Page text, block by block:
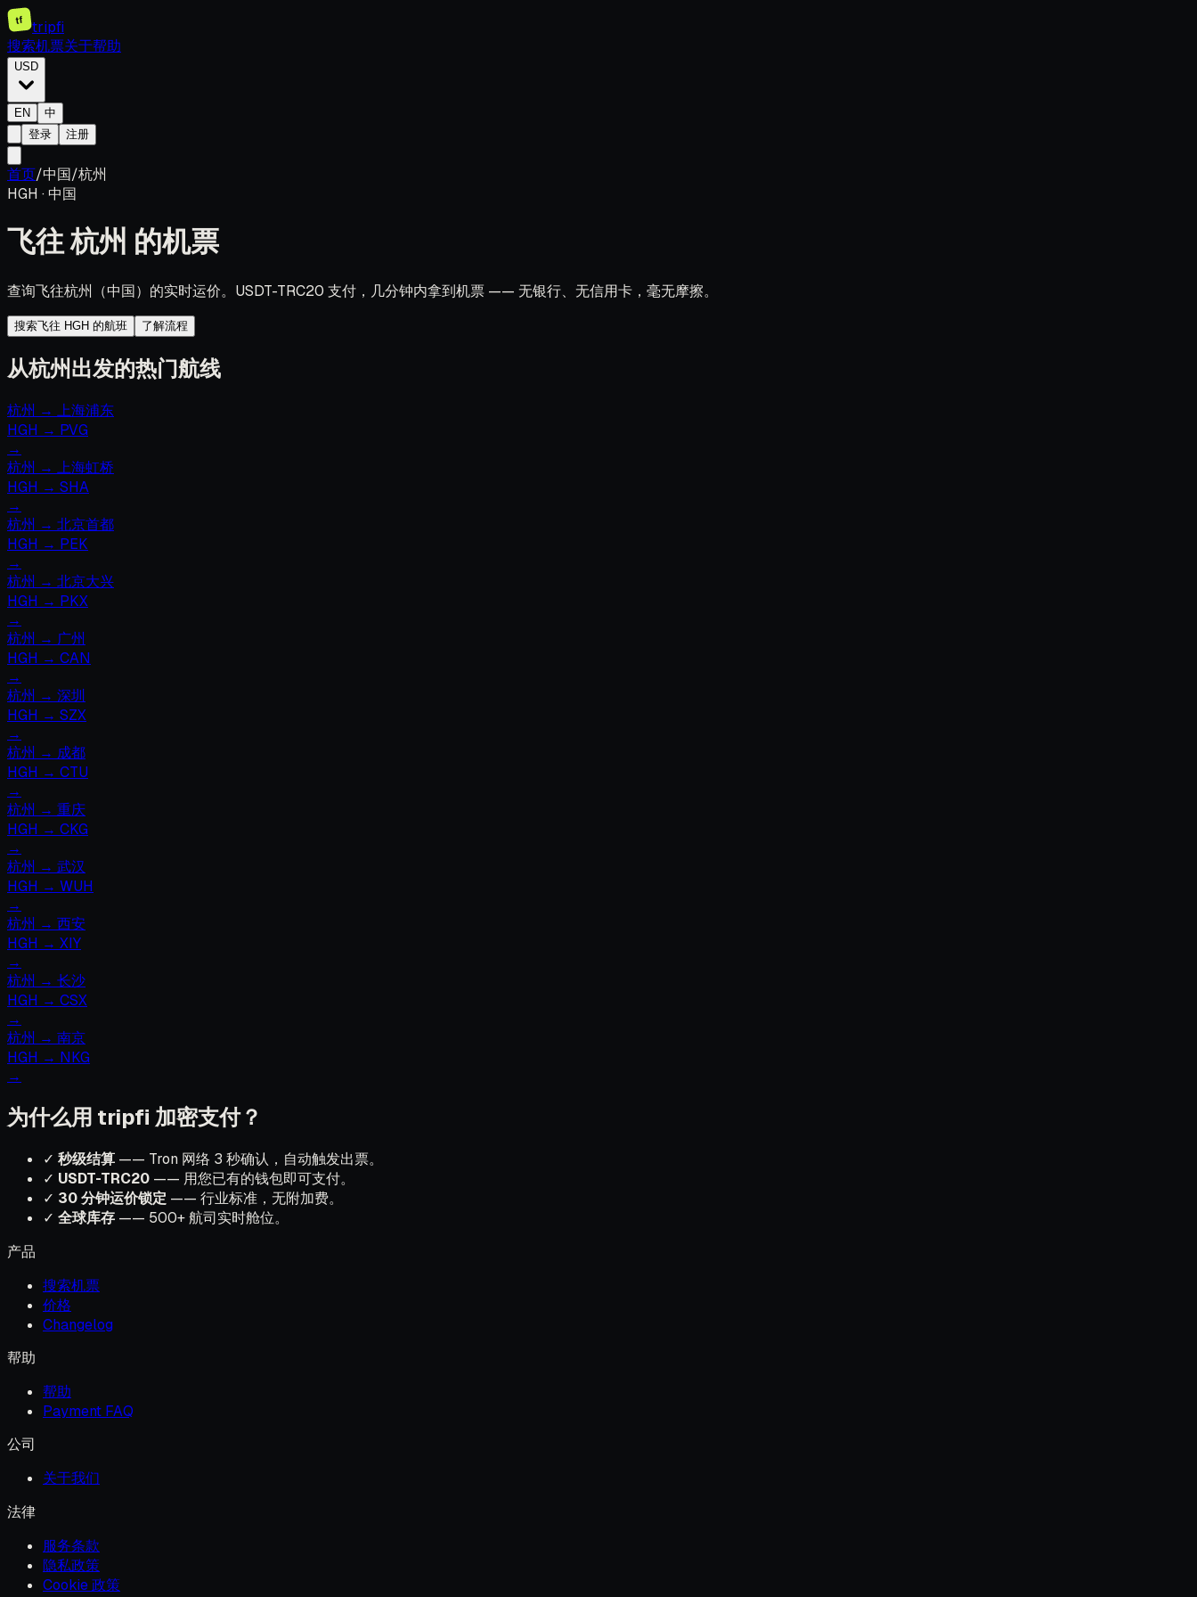
tf
tripfi
搜索机票关于帮助
USD
EN
中
登录
注册
首页/中国/杭州
HGH ·中国
飞往杭州 的机票
查询飞往杭州（中国）的实时运价。USDT-TRC20 支付，几分钟内拿到机票 —— 无银行、无信用卡，毫无摩擦。
搜索飞往 HGH 的航班 了解流程
从杭州出发的热门航线
杭州 → 上海浦东
HGH → PVG
→
杭州 → 上海虹桥
HGH → SHA
→
杭州 → 北京首都
HGH → PEK
→
杭州 → 北京大兴
HGH → PKX
→
杭州 → 广州
HGH → CAN
→
杭州 → 深圳
HGH → SZX
→
杭州 → 成都
HGH → CTU
→
杭州 → 重庆
HGH → CKG
→
杭州 → 武汉
HGH → WUH
→
杭州 → 西安
HGH → XIY
→
杭州 → 长沙
HGH → CSX
→
杭州 → 南京
HGH → NKG
→
为什么用 tripfi 加密支付？
✓ 秒级结算 —— Tron 网络 3 秒确认，自动触发出票。
✓ USDT-TRC20 —— 用您已有的钱包即可支付。
✓ 30 分钟运价锁定 —— 行业标准，无附加费。
✓ 全球库存 —— 500+ 航司实时舱位。
产品
搜索机票
价格
Changelog
帮助
帮助
Payment FAQ
公司
关于我们
法律
服务条款
隐私政策
Cookie 政策